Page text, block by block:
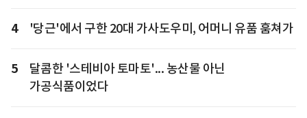
4 '당근'에서 구한 20대 가사도우미, 어머니 유품 훔쳐가
5
달콤한 '스테비아 토마토'... 농산물 아닌
가공식품이었다